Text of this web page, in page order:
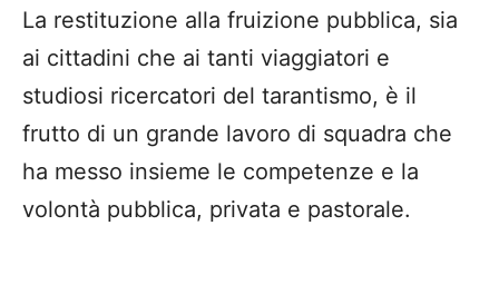
La restituzione alla fruizione pubblica, sia
ai cittadini che ai tanti viaggiatori e
studiosi ricercatori del tarantismo, è il
frutto di un grande lavoro di squadra che
ha messo insieme le competenze e la
volontà pubblica, privata e pastorale.